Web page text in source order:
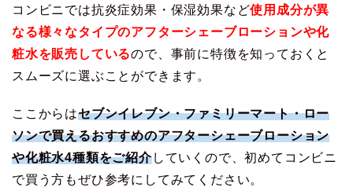
コンビニでは抗炎症効果・保湿効果など使用成分が異
なる様々なタイプのアフターシェーブローションや化
粧水を販売しているので、事前に特徴を知っておくと
スムーズに選ぶことができます。
ここからはセブンイレブン・ファミリーマート・ロー
ソンで買えるおすすめのアフターシェーブローション
や化粧水4種類をご紹介していくので、初めてコンビニ
で買う方もぜひ参考にしてみてください。